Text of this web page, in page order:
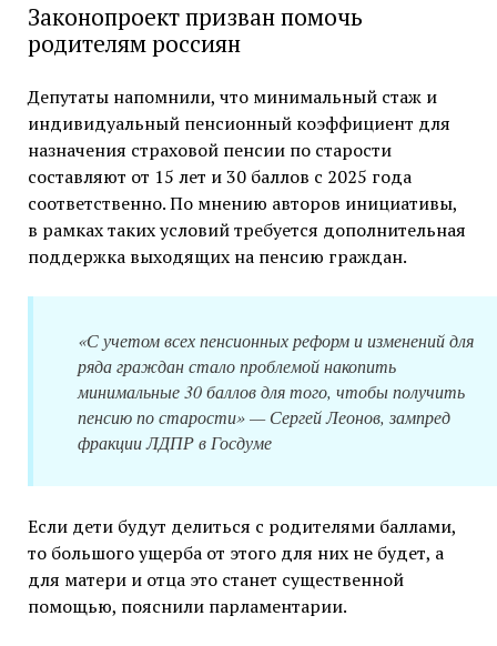
Законопроект призван помочь
родителям россиян
Депутаты напомнили, что минимальный стаж и
индивидуальный пенсионный коэффициент для
назначения страховой пенсии по старости
составляют от 15 лет и 30 баллов с 2025 года
соответственно. По мнению авторов инициативы,
в рамках таких условий требуется дополнительная
поддержка выходящих на пенсию граждан.
«С учетом всех пенсионных реформ и изменений для
ряда граждан стало проблемой накопить
минимальные 30 баллов для того, чтобы получить
пенсию по старости» — Сергей Леонов, зампред
фракции ЛДПР в Госдуме
Если дети будут делиться с родителями баллами,
то большого ущерба от этого для них не будет, а
для матери и отца это станет существенной
помощью, пояснили парламентарии.